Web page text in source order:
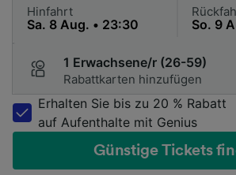
Hinfahrt
1 Erwachsene/r (26-59)
Rabattkarten hinzufügen
Erhalten Sie bis zu 20 % Rabatt
auf Aufenthalte mit Genius
Günstige Tickets